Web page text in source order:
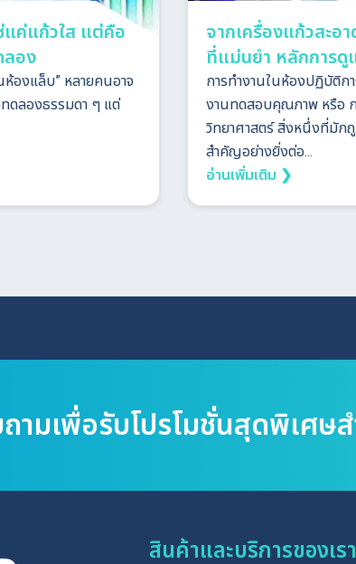
แค่แก้วใส แต่คือ
ลอง
ห้องแล็บ” หลายคนอาจ
ดลองธรรมดา ๆ แต่
จากเครื่องแก้วสะอ
ที่แม่นยำ หลักการ
การทำงานในห้องปฏิบัติกา
งานทดสอบคุณภาพ หรือ กา
วิทยาศาสตร์ สิ่งหนึ่งที่มัก
สำคัญอย่างยิ่งต่อ...
อ่านเพิ่มเติม ❯
ามเพื่อรับโปรโมชั่นสุดพิเศษ
สินค้าและบริการของเรา